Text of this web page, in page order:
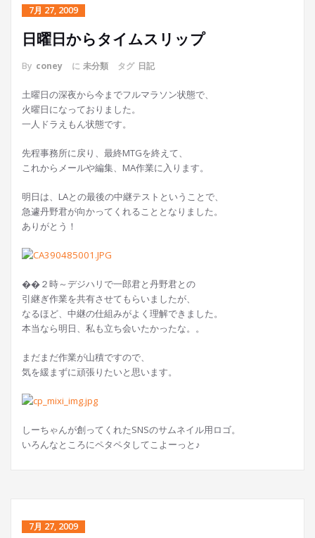
7月 27, 2009
日曜日からタイムスリップ
By coney に 未分類 タグ 日記
土曜日の深夜から今までフルマラソン状態で、
火曜日になっておりました。
一人ドラえもん状態です。
先程事務所に戻り、最終MTGを終えて、
これからメールや編集、MA作業に入ります。
明日は、LAとの最後の中継テストということで、
急遽丹野君が向かってくれることとなりました。
ありがとう！
��２時～デジハリで一郎君と丹野君との
引継ぎ作業を共有させてもらいましたが、
なるほど、中継の仕組みがよく理解できました。
本当なら明日、私も立ち会いたかったな。。
まだまだ作業が山積ですので、
気を緩まずに頑張りたいと思います。
しーちゃんが創ってくれたSNSのサムネイル用ロゴ。
いろんなところにペタペタしてこよーっと♪
7月 27, 2009